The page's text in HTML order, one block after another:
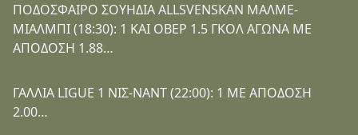
ΠΟΔΟΣΦΑΙΡΟ ΣΟΥΗΔΙΑ ALLSVENSKAN ΜΑΛΜΕ-
ΜΙΑΛΜΠΙ (18:30): 1 ΚΑΙ ΟΒΕΡ 1.5 ΓΚΟΛ ΑΓΩΝΑ ΜΕ
ΑΠΟΔΟΣΗ 1.88…
ΓΑΛΛΙΑ LIGUE 1 ΝΙΣ-ΝΑΝΤ (22:00): 1 ΜΕ ΑΠΟΔΟΣΗ
2.00…